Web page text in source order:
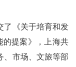
《关于培育和发
的提案》，上海共
、市场、文旅等部